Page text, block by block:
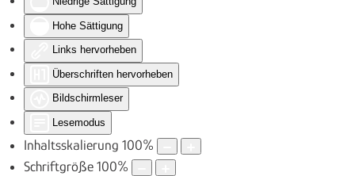
Hohe Sättigung
Links hervorheben
Überschriften hervorheben
Bildschirmleser
Lesemodus
Inhaltsskalierung 100%
Schriftgröße 100%